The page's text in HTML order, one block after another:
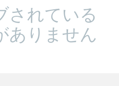
されている
ありません